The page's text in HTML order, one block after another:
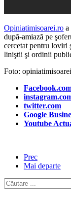
Opiniatimisoarei.ro a
după-amiază pe
cercetat pentru loviri
liniştii şi ordinii
Foto:
twitter.com
Google
Youtube
Prec
Mai departe